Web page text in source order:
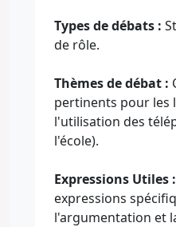
Types de débats :
de rôle.
Thèmes de débat :
pertinents pour les
l'utilisation des
l'école).
Expressions Utiles :
expressions
l'argumentation et